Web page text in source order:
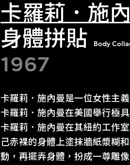
卡羅莉．施
身體拼貼 Body
1967
卡羅莉．施內曼是一位女性主
卡羅莉．施內曼在美國舉行極
卡羅莉．施內曼在其紐約工作
己赤裸的身體上塗抹牆紙漿糊
動，再擺弄身體，扮成一尊雕